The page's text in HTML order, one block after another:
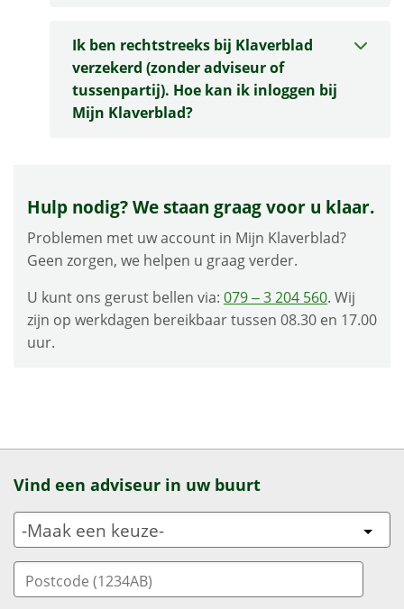
Ik ben rechtstreeks bij Klaverblad
verzekerd (zonder adviseur of
tussenpartij). Hoe kan ik inloggen bij
Mijn Klaverblad?
Hulp nodig? We staan graag voor u klaar.
Problemen met uw account in Mijn Klaverblad?
Geen zorgen, we helpen u graag verder.
U kunt ons gerust bellen via: 079 – 3 204 560. Wij
zijn op werkdagen bereikbaar tussen 08.30 en 17.00
uur.
Vind een adviseur in uw buurt